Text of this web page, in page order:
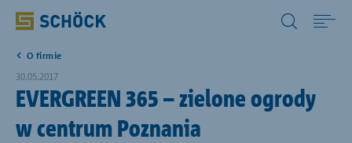
Poland (PL) Polski
O firmie
30.05.2017
EVERGREEN 365 – zielone ogrody
w centrum Poznania